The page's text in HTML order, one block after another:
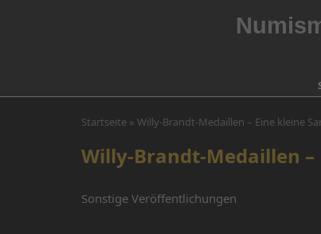
Startseite » Willy-Brandt-Medaillen – Eine kleine
Willy-Brandt-Medaillen
Sonstige Veröffentlichungen